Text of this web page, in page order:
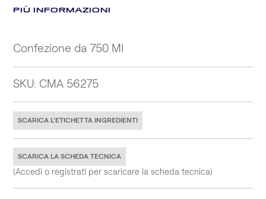
PIÙ INFORMAZIONI
Confezione da 750 Ml
SKU: CMA 56275
SCARICA L'ETICHETTA INGREDIENTI
SCARICA LA SCHEDA TECNICA
(Accedi o registrati per scaricare la scheda tecnica)